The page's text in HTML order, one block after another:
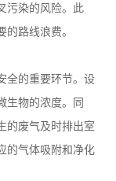
污染的风险。此
路线浪费。
全的重要环节。设
生物的浓度。同
的废气及时排出室
的气体吸附和净化